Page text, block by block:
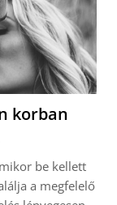
korban
be kellett
a megfelelő